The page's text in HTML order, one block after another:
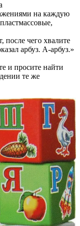
на каждую
после чего хвалите
арбуз. А-арбуз.»
и просите найти
те же